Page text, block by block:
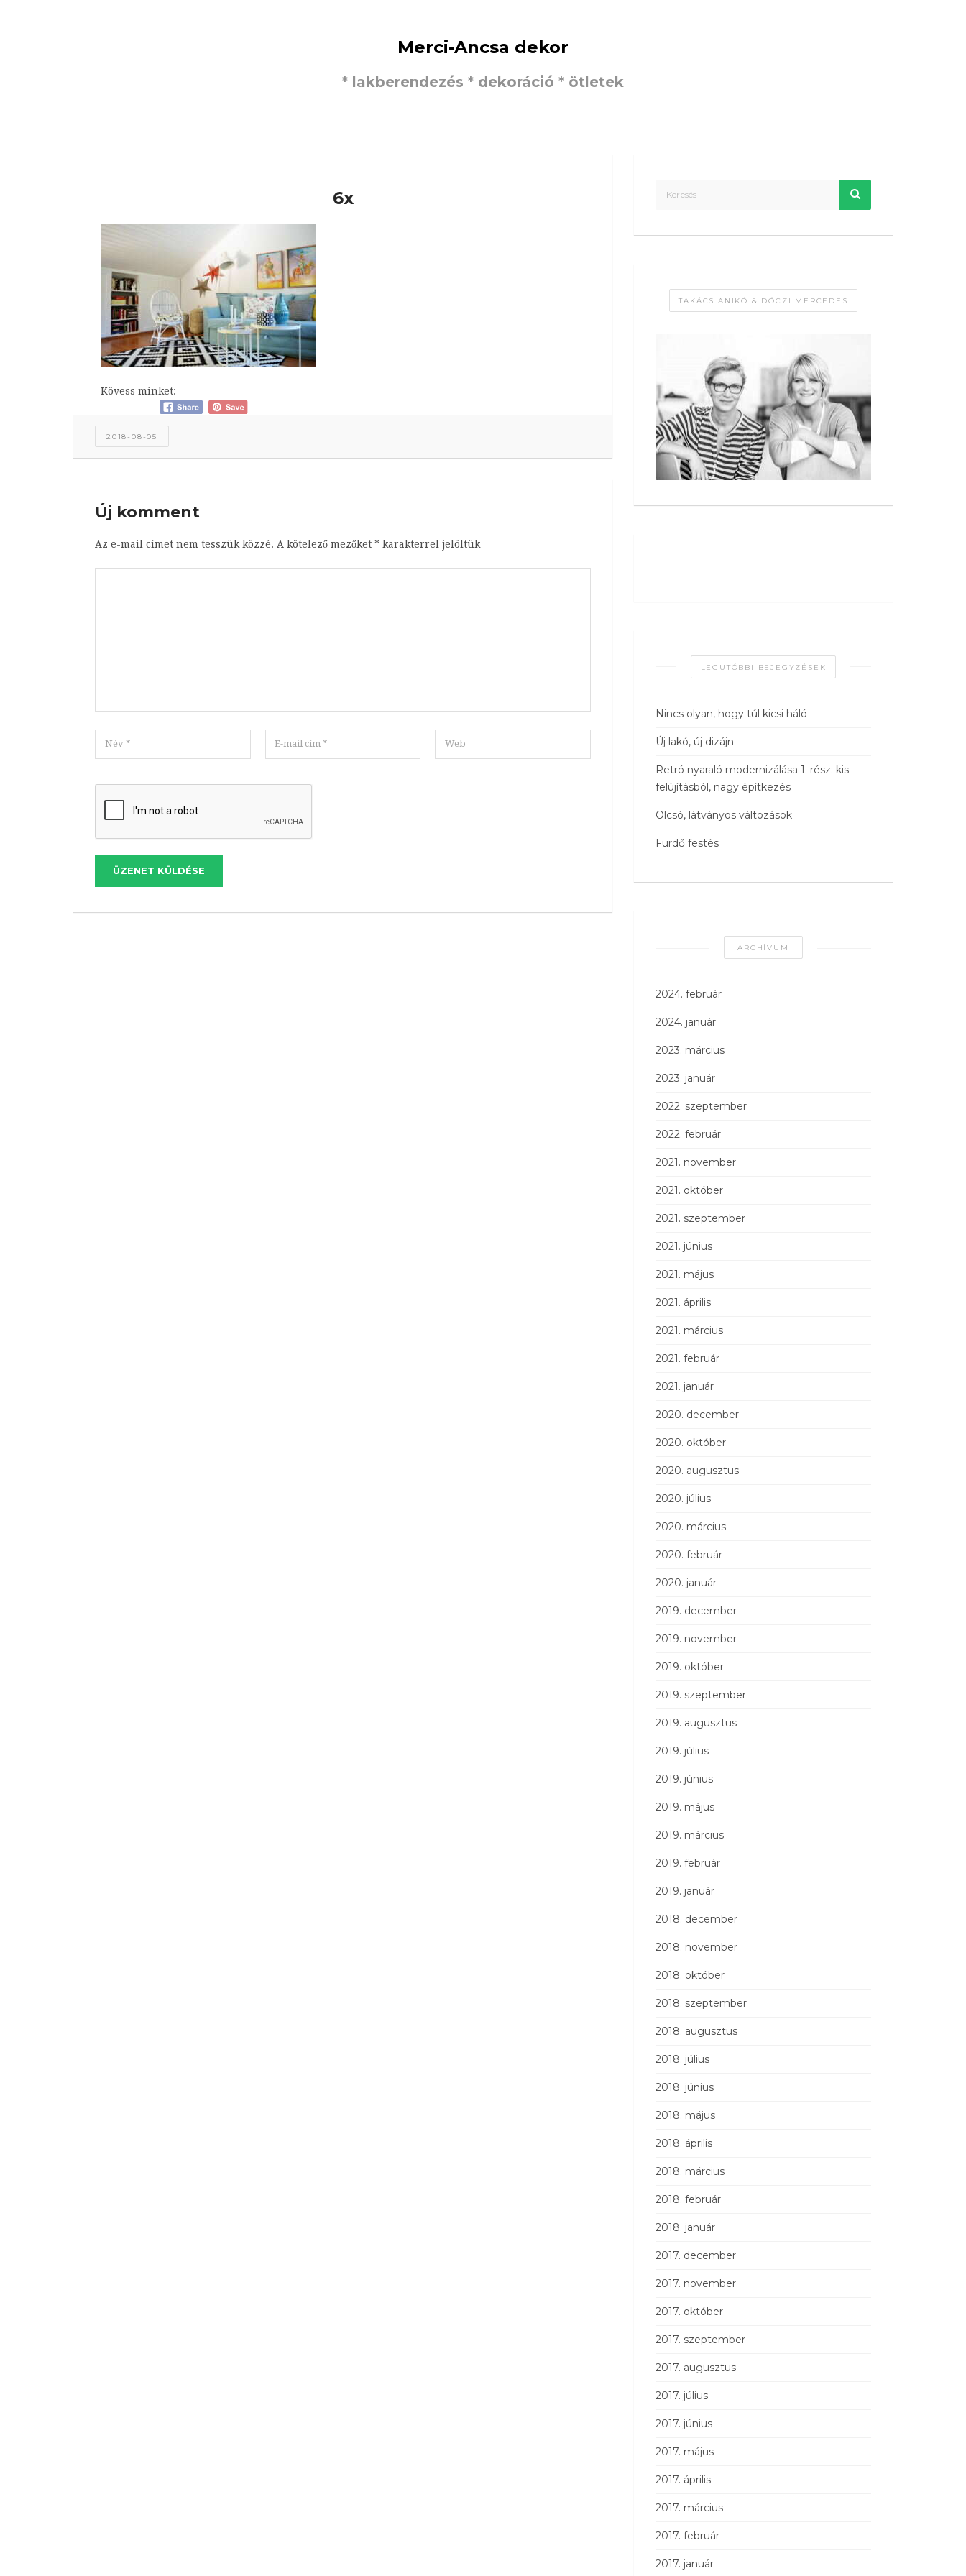
Merci-Ancsa dekor
* lakberendezés * dekoráció * ötletek
6x
Kövess minket:
2018-08-05
Új komment
Az e-mail címet nem tesszük közzé. A kötelező mezőket * karakterrel jelöltük
ÜZENET KÜLDÉSE
TAKÁCS ANIKÓ & DÓCZI MERCEDES
LEGUTÓBBI BEJEGYZÉSEK
Nincs olyan, hogy túl kicsi háló
Új lakó, új dizájn
Retró nyaraló modernizálása 1. rész: kis
felújításból, nagy építkezés
Olcsó, látványos változások
Fürdő festés
ARCHÍVUM
2024. február
2024. január
2023. március
2023. január
2022. szeptember
2022. február
2021. november
2021. október
2021. szeptember
2021. június
2021. május
2021. április
2021. március
2021. február
2021. január
2020. december
2020. október
2020. augusztus
2020. július
2020. március
2020. február
2020. január
2019. december
2019. november
2019. október
2019. szeptember
2019. augusztus
2019. július
2019. június
2019. május
2019. március
2019. február
2019. január
2018. december
2018. november
2018. október
2018. szeptember
2018. augusztus
2018. július
2018. június
2018. május
2018. április
2018. március
2018. február
2018. január
2017. december
2017. november
2017. október
2017. szeptember
2017. augusztus
2017. július
2017. június
2017. május
2017. április
2017. március
2017. február
2017. január